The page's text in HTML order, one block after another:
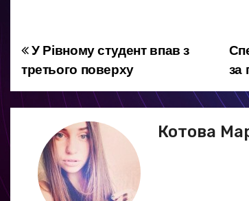
Н
а
в
за
У Рівному студент впав з
третього поверху
Котова